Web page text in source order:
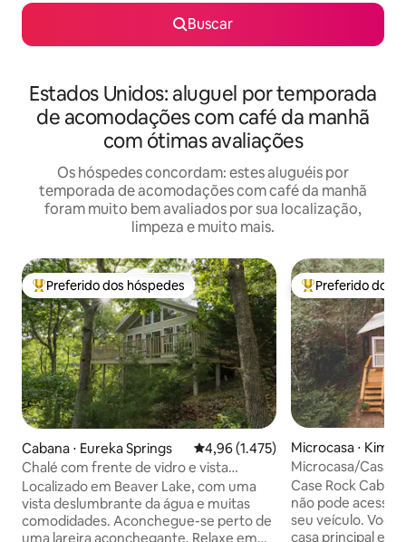
Buscar
Estados Unidos: aluguel por temporada
de acomodações com café da manhã
com ótimas avaliações
Os hóspedes concordam: estes aluguéis por
temporada de acomodações com café da manhã
foram muito bem avaliados por sua localização,
limpeza e muito mais.
Entre os melhores preferidos dos hóspedes
Preferido dos hóspedes
Cabana ⋅ Eureka Springs 4,96 de uma avaliação média de
4,96 (1.475)
Chalé com frente de vidro e vista
deslumbrante para o lago
Localizado em Beaver Lake, com uma
vista deslumbrante da água e muitas
comodidades. Aconchegue-se perto de
uma lareira aconchegante. Relaxe em
Entre os
Preferido dos
Microcasa ⋅
Microcasa/Casa
pública/Cabana
Case Rock Cabin --FORA DA REDE- você
não pode
seu veículo. Você
casa principal e